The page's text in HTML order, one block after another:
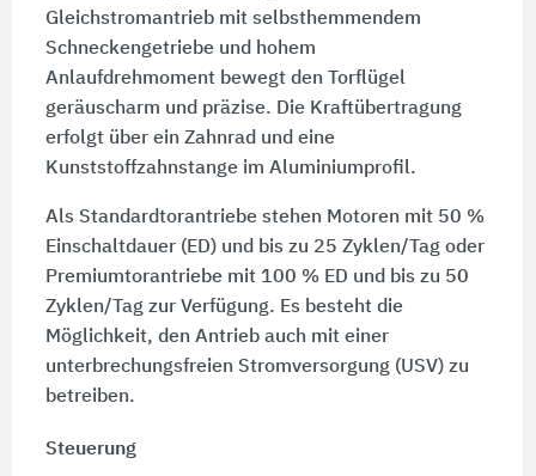
Gleichstromantrieb mit selbsthemmendem
Schneckengetriebe und hohem
Anlaufdrehmoment bewegt den Torflügel
geräuscharm und präzise. Die Kraftübertragung
erfolgt über ein Zahnrad und eine
Kunststoffzahnstange im Aluminiumprofil.
Als Standardtorantriebe stehen Motoren mit 50 %
Einschaltdauer (ED) und bis zu 25 Zyklen/Tag oder
Premiumtorantriebe mit 100 % ED und bis zu 50
Zyklen/Tag zur Verfügung. Es besteht die
Möglichkeit, den Antrieb auch mit einer
unterbrechungsfreien Stromversorgung (USV) zu
betreiben.
Steuerung